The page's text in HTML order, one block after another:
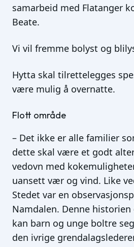
samarbeid med Flatanger
Beate.
Vi vil fremme bolyst og
Hytta skal tilrettelegges
være mulig å overnatte.
Flott område
– Det ikke er alle familier
dette skal være et godt
vedovn med
uansett vær og vind. Like
Stedet var en
Namdalen. Denne
kan barn og unge boltre
den ivrige